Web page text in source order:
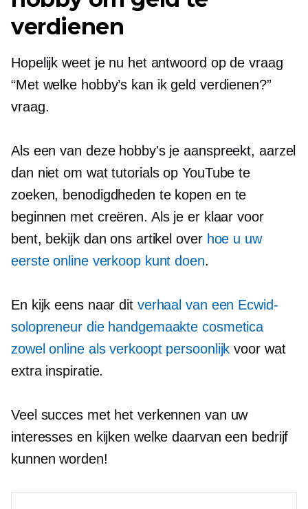
verdienen
Hopelijk weet je nu het antwoord op de vraag
“Met welke hobby’s kan ik geld verdienen?”
vraag.
Als een van deze hobby's je aanspreekt, aarzel
dan niet om wat tutorials op YouTube te
zoeken, benodigdheden te kopen en te
beginnen met creëren. Als je er klaar voor
bent, bekijk dan ons artikel over hoe u uw
eerste online verkoop kunt doen.
En kijk eens naar dit verhaal van een Ecwid-
solopreneur die handgemaakte cosmetica
zowel online als verkoopt persoonlijk voor wat
extra inspiratie.
Veel succes met het verkennen van uw
interesses en kijken welke daarvan een bedrijf
kunnen worden!